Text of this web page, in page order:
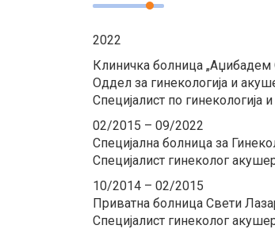
2022
Клиничка болница „Аџибадем
Оддел за гинекологија и
Специјалист по гинекологија
02/2015 – 09/2022
Специјална болница за
Специјалист гинеколог
10/2014 – 02/2015
Приватна болница Свети
Специјалист гинеколог